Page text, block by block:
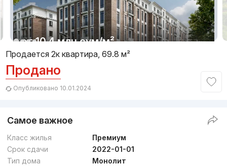
от10.4 млн сум/м²
Сдача 3кв 2026
ЖК «Choshtepa Garden»
1/15
Продается 2к квартира, 69.8 м²
Продано
Опубликовано 10.01.2024
Самое важное
Класс жилья
Премиум
Срок сдачи
2022-01-01
Тип дома
Монолит